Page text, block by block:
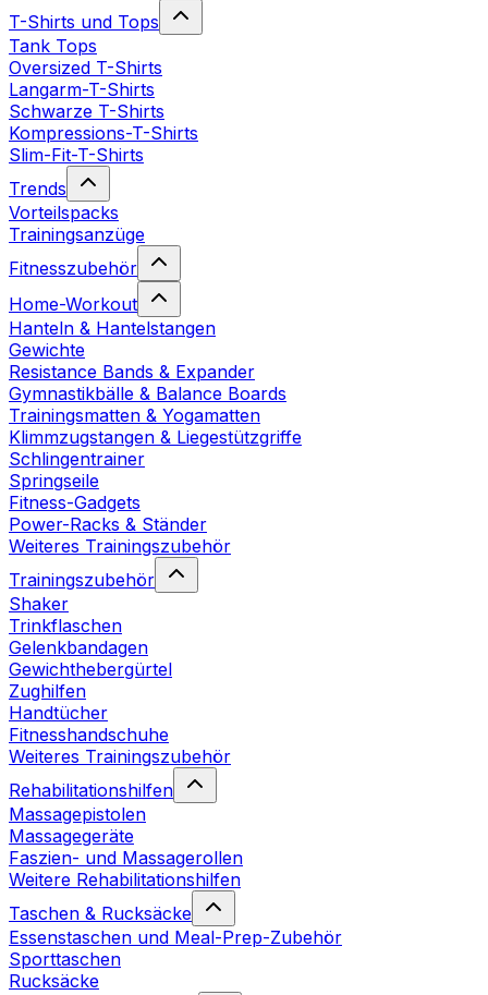
T-Shirts und Tops
Tank Tops
Oversized T-Shirts
Langarm-T-Shirts
Schwarze T-Shirts
Kompressions-T-Shirts
Slim-Fit-T-Shirts
Trends
Vorteilspacks
Trainingsanzüge
Fitnesszubehör
Home-Workout
Hanteln & Hantelstangen
Gewichte
Resistance Bands & Expander
Gymnastikbälle & Balance Boards
Trainingsmatten & Yogamatten
Klimmzugstangen & Liegestützgriffe
Schlingentrainer
Springseile
Fitness-Gadgets
Power-Racks & Ständer
Weiteres Trainingszubehör
Trainingszubehör
Shaker
Trinkflaschen
Gelenkbandagen
Gewichthebergürtel
Zughilfen
Handtücher
Fitnesshandschuhe
Weiteres Trainingszubehör
Rehabilitationshilfen
Massagepistolen
Massagegeräte
Faszien- und Massagerollen
Weitere Rehabilitationshilfen
Taschen & Rucksäcke
Essenstaschen und Meal-Prep-Zubehör
Sporttaschen
Rucksäcke